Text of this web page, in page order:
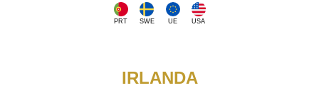
PRT SWE UE USA
IRLANDA